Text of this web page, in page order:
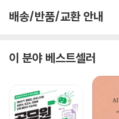
배송/반품/교환 안내
이 분야 베스트셀러